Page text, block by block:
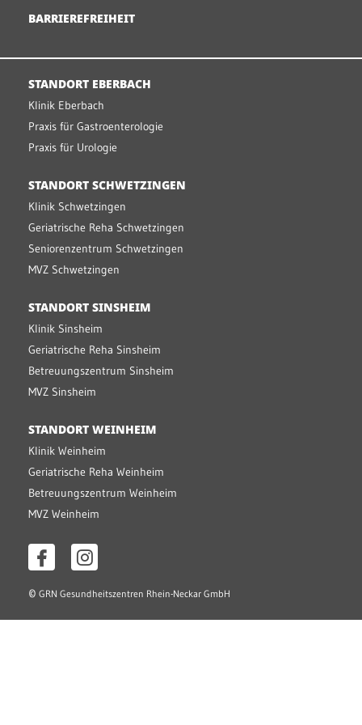
BARRIEREFREIHEIT
STANDORT EBERBACH
Klinik Eberbach
Praxis für Gastroenterologie
Praxis für Urologie
STANDORT SCHWETZINGEN
Klinik Schwetzingen
Geriatrische Reha Schwetzingen
Seniorenzentrum Schwetzingen
MVZ Schwetzingen
STANDORT SINSHEIM
Klinik Sinsheim
Geriatrische Reha Sinsheim
Betreuungszentrum Sinsheim
MVZ Sinsheim
STANDORT WEINHEIM
Klinik Weinheim
Geriatrische Reha Weinheim
Betreuungszentrum Weinheim
MVZ Weinheim
© GRN Gesundheitszentren Rhein-Neckar GmbH